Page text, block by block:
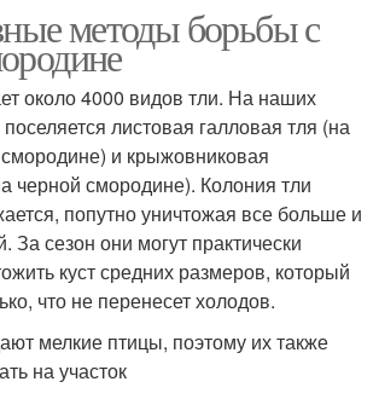
методы борьбы с
около 4000 видов тли. На наших
листовая галловая тля (на
и крыжовниковая
черной смородине). Колония тли
попутно уничтожая все больше и
За сезон они могут практически
куст средних размеров, который
что не перенесет холодов.
мелкие птицы, поэтому их также
на участок